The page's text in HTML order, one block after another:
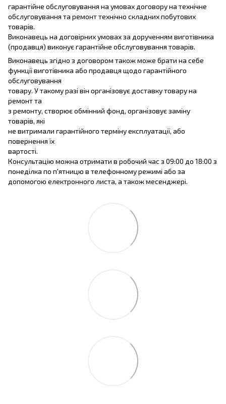
гарантійне обслуговування на умовах договору на технічне
обслуговування та ремонт технічно складних побутових
товарів.
Виконавець на договірних умовах за дорученням виготівника
(продавця) виконує гарантійне обслуговування товарів.
Виконавець згідно з договором також може брати на себе
функції виготівника або продавця щодо гарантійного
обслуговування
товару. У такому разі він організовує доставку товару на
ремонт та
з ремонту, створює обмінний фонд, організовує заміну
товарів, які
не витримали гарантійного терміну експлуатації, або
повернення їх
вартості.
Консультацію можна отримати в робочий час з 09:00 до 18:00 з
понеділка по п'ятницю в телефонному режимі або за
допомогою електронного листа, а також месенджері.